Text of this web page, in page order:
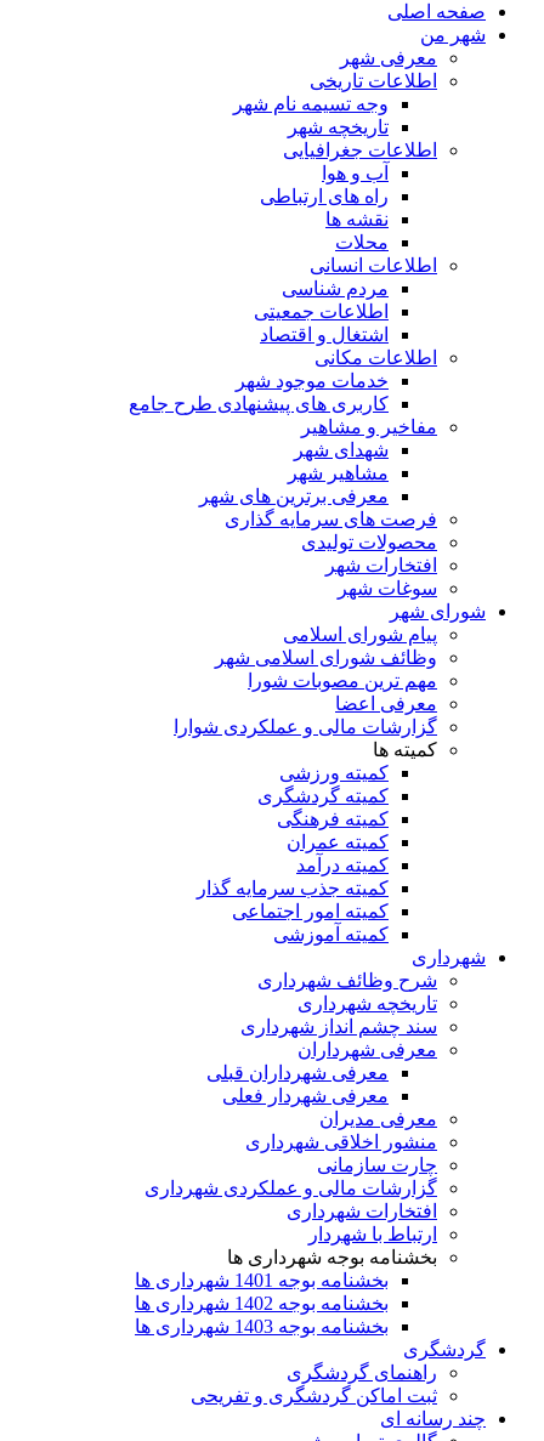
صفحه اصلی
شهر من
معرفی شهر
اطلاعات تاریخی
وجه تسیمه نام شهر
تاریخچه شهر
اطلاعات جغرافیایی
آب و هوا
راه های ارتباطی
نقشه ها
محلات
اطلاعات انسانی
مردم شناسی
اطلاعات جمعیتی
اشتغال و اقتصاد
اطلاعات مکانی
خدمات موجود شهر
کاربری های پیشنهادی طرح جامع
مفاخیر و مشاهیر
شهدای شهر
مشاهیر شهر
معرفی برترین های شهر
فرصت های سرمایه گذاری
محصولات تولیدی
افتخارات شهر
سوغات شهر
شورای شهر
پیام شورای اسلامی
وظائف شورای اسلامی شهر
مهم ترین مصوبات شورا
معرفی اعضا
گزارشات مالی و عملکردی شوارا
کمیته ها
کمیته ورزشی
کمیته گردشگری
کمیته فرهنگی
کمیته عمران
کمیته درآمد
کمیته جذب سرمایه گذار
کمیته امور اجتماعی
کمیته آموزشی
شهرداری
شرح وظائف شهرداری
تاریخچه شهرداری
سند چشم انداز شهرداری
معرفی شهرداران
معرفی شهرداران قبلی
معرفی شهردار فعلی
معرفی مدیران
منشور اخلاقی شهرداری
چارت سازمانی
گزارشات مالی و عملکردی شهرداری
افتخارات شهرداری
ارتباط با شهردار
بخشنامه بوجه شهرداری ها
بخشنامه بوجه 1401 شهرداری ها
بخشنامه بوجه 1402 شهرداری ها
بخشنامه بوجه 1403 شهرداری ها
گردشگری
راهنمای گردشگری
ثبت اماکن گردشگری و تفریحی
چند رسانه ای